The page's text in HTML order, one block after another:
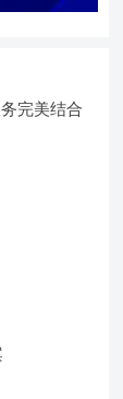
完美结合